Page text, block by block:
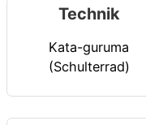
Technik
Kata-guruma
(Schulterrad)